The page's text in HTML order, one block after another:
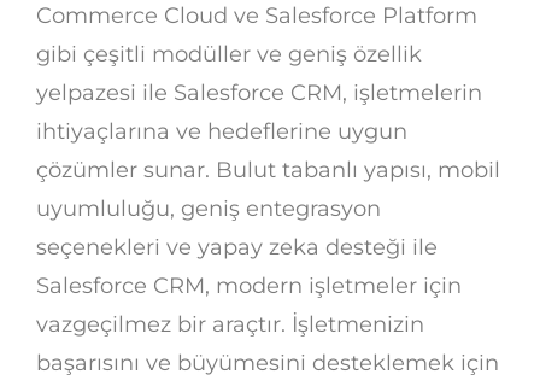
Commerce Cloud ve Salesforce Platform
gibi çeşitli modüller ve geniş özellik
yelpazesi ile Salesforce CRM, işletmelerin
ihtiyaçlarına ve hedeflerine uygun
çözümler sunar. Bulut tabanlı yapısı, mobil
uyumluluğu, geniş entegrasyon
seçenekleri ve yapay zeka desteği ile
Salesforce CRM, modern işletmeler için
vazgeçilmez bir araçtır. İşletmenizin
başarısını ve büyümesini desteklemek için